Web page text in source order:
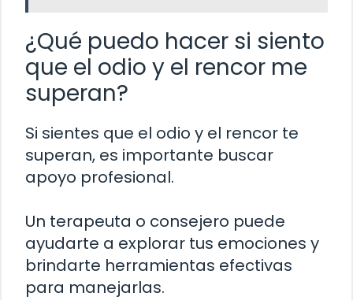
¿Qué puedo hacer si siento
que el odio y el rencor me
superan?
Si sientes que el odio y el rencor te
superan, es importante buscar
apoyo profesional.
Un terapeuta o consejero puede
ayudarte a explorar tus emociones y
brindarte herramientas efectivas
para manejarlas.